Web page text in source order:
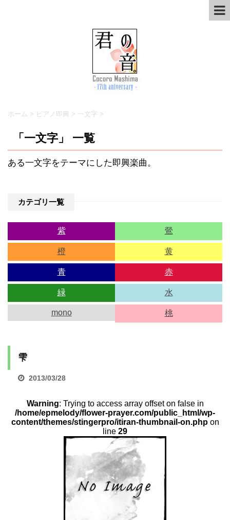
ホーム > ピアノ即興 > 一文字 >
「一文字」 一覧
ある一文字をテーマにした即興楽曲。
カテゴリ一覧
紫 鶯
橙 黄
青 赤
緑 水
mono 桃
雫
2013/03/28
Warning: Trying to access array offset on false in
/home/epmelody/flower-prayer.com/public_html/wp-
content/themes/stingerpro/itiran-thumbnail-on.phpon
line 29